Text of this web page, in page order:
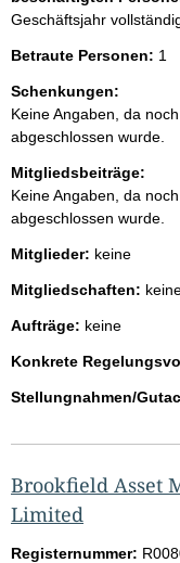
Geschäftsjahr
Betraute Personen: 1
Schenkungen:
Keine Angaben, da
abgeschlossen wurde.
Mitgliedsbeiträge:
Keine Angaben, da
abgeschlossen wurde.
Mitglieder: keine
Mitgliedschaften:
Aufträge: keine
Konkrete
Stellungnahmen/
Brookfield Asset
Limited
Registernummer: